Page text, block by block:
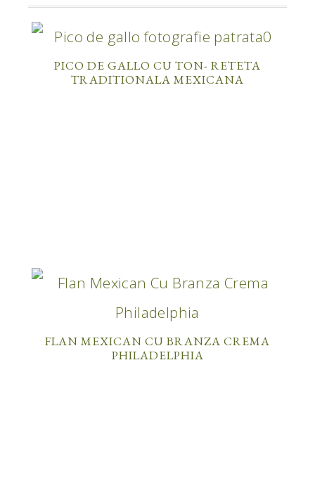
PICO DE GALLO CU TON- RETETA
TRADITIONALA MEXICANA
FLAN MEXICAN CU BRANZA CREMA
PHILADELPHIA